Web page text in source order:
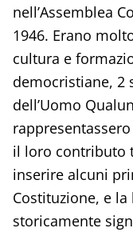
nell’Assemblea
1946. Erano
cultura e
democristiane, 2
dell’Uomo
il loro contributo
inserire alcuni
Costituzione, e
storicamente